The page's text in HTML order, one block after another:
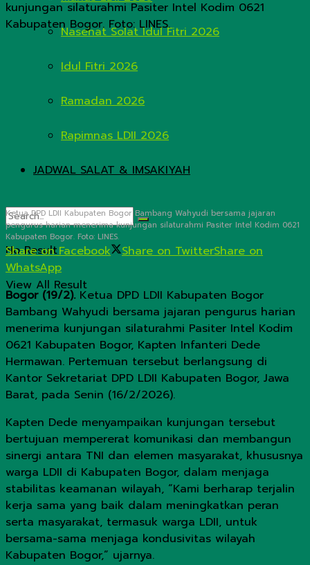
Nasehat Solat Idul Fitri 2026
Idul Fitri 2026
Ramadan 2026
Rapimnas LDII 2026
JADWAL SALAT & IMSAKIYAH
No Result
View All Result
Ketua DPD LDII Kabupaten Bogor Bambang Wahyudi bersama jajaran
pengurus harian menerima kunjungan silaturahmi Pasiter Intel Kodim 0621
Kabupaten Bogor. Foto: LINES.
Share on Facebook Share on TwitterShare on
WhatsApp
Bogor (19/2). Ketua DPD LDII Kabupaten Bogor
Bambang Wahyudi bersama jajaran pengurus harian
menerima kunjungan silaturahmi Pasiter Intel Kodim
0621 Kabupaten Bogor, Kapten Infanteri Dede
Hermawan. Pertemuan tersebut berlangsung di
Kantor Sekretariat DPD LDII Kabupaten Bogor, Jawa
Barat, pada Senin (16/2/2026).
Kapten Dede menyampaikan kunjungan tersebut
bertujuan mempererat komunikasi dan membangun
sinergi antara TNI dan elemen masyarakat, khususnya
warga LDII di Kabupaten Bogor, dalam menjaga
stabilitas keamanan wilayah, “Kami berharap terjalin
kerja sama yang baik dalam meningkatkan peran
serta masyarakat, termasuk warga LDII, untuk
bersama-sama menjaga kondusivitas wilayah
Kabupaten Bogor,” ujarnya.